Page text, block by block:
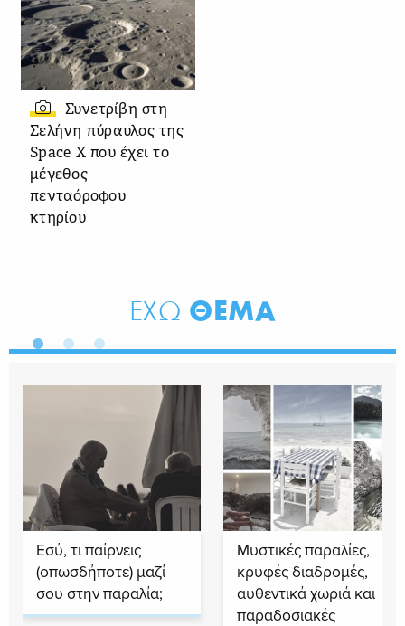
Συνετρίβη στη
Σελήνη πύραυλος της
Space X που έχει το
μέγεθος
πενταόροφου
κτηρίου
ΕΧΩ ΘΕΜΑ
Εσύ, τι παίρνεις
(οπωσδήποτε) μαζί
σου στην παραλία;
Μυστικές παραλίες,
κρυφές διαδρομές,
αυθεντικά χωριά και
παραδοσιακές